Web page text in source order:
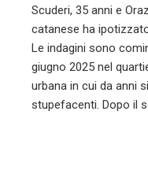
Scuderi, 35 anni e
catanese ha
Le indagini sono
giugno 2025 nel
urbana in cui da anni
stupefacenti. Dopo il